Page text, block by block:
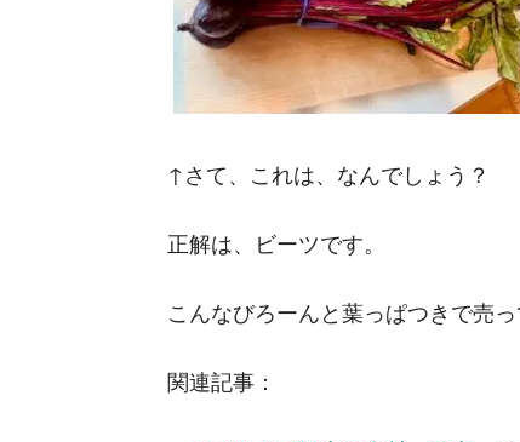
↑さて、これは、なんでしょう？
正解は、ビーツです。
こんなびろーんと葉っぱつきで売
関連記事：